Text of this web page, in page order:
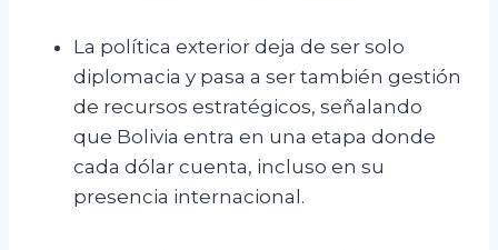
La política exterior deja de ser solo
diplomacia y pasa a ser también gestión
de recursos estratégicos, señalando
que Bolivia entra en una etapa donde
cada dólar cuenta, incluso en su
presencia internacional.